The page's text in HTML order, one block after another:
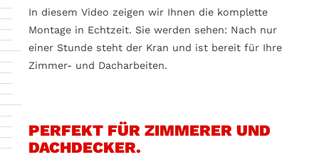
In diesem Video zeigen wir Ihnen die komplette
Montage in Echtzeit. Sie werden sehen: Nach nur
einer Stunde steht der Kran und ist bereit für Ihre
Zimmer- und Dacharbeiten.
PERFEKT FÜR ZIMMERER UND
DACHDECKER.